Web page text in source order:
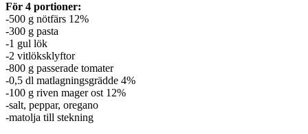
För 4 portioner:
-500 g nötfärs 12%
-300 g pasta
-1 gul lök
-2 vitlöksklyftor
-800 g passerade tomater
-0,5 dl matlagningsgrädde 4%
-100 g riven mager ost 12%
-salt, peppar, oregano
-matolja till stekning